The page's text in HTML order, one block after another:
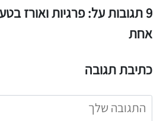
9 תגובות על: פרגיות ואורז
אחת
כתיבת תגובה